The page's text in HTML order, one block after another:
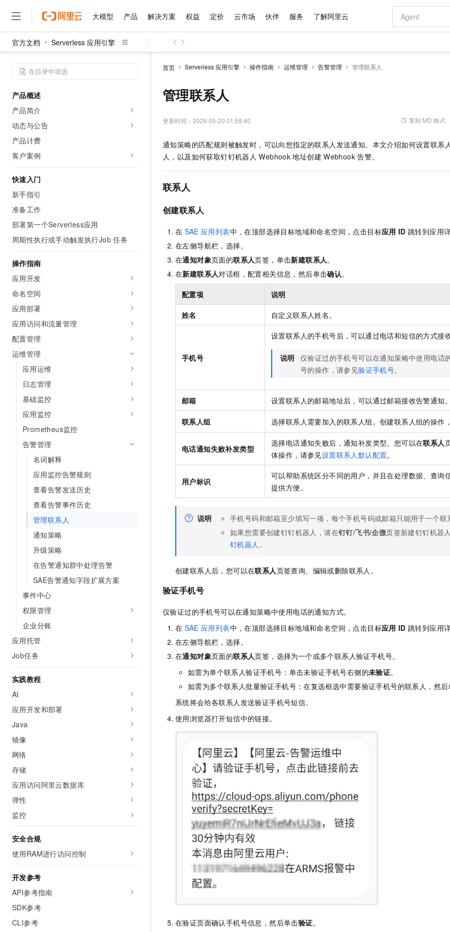
大模型 产品 解决方案 权益 定价 云市场 伙伴 服务 了解阿里云
官方文档 Serverless 应用引擎
产品概述
产品简介
动态与公告
产品计费
客户案例
快速入门
新手指引
准备工作
部署第一个Serverless应用
周期性执行或手动触发执行Job 任务
操作指南
应用开发
命名空间
应用部署
应用访问和流量管理
配置管理
运维管理
应用运维
日志管理
基础监控
应用监控
Prometheus监控
告警管理
名词解释
应用监控告警规则
查看告警发送历史
查看告警事件历史
管理联系人
通知策略
升级策略
在告警通知群中处理告警
SAE告警通知字段扩展方案
事件中心
权限管理
企业分账
应用托管
Job任务
实践教程
AI
应用开发和部署
Java
镜像
网络
存储
应用访问阿里云数据库
弹性
监控
安全合规
使用RAM进行访问控制
开发参考
API参考指南
SDK参考
CLI参考
首页 Serverless 应用引擎 操作指南 运维管理 告警管理 管理联系人
管理联系人
更新时间： 2026-05-20 01:59:40 复制 MD 格式
通知策略的匹配规则被触发时，可以向您指定的联系人发送通知。本文介绍如何设置联系
人，以及如何获取钉钉机器人 Webhook 地址创建 Webhook 告警。
联系人
创建联系人
在 SAE 应用列表中，在顶部选择目标地域和命名空间，点击目标应用 ID 跳转到应用
在左侧导航栏，选择。
在通知对象页面的联系人页签，单击新建联系人 。
在新建联系人对话框，配置相关信息，然后单击确认。
配置项 说明
姓名 自定义联系人姓名。
手机号
设置联系人的手机号后，可以通过电话和短信的方式接
说明 仅验证过的手机号可以在通知策略中使用电话
号的操作，请参见验证手机号。
邮箱 设置联系人的邮箱地址后，可以通过邮箱接收告警通知。
联系人组 选择联系人需要加入的联系人组。创建联系人组的操作
电话通知失败补发类型
选择电话通知失败后，通知补发类型。您可以在联系人
体操作，请参见设置联系人默认配置。
用户标识
可以帮助系统区分不同的用户，并且在处理数据、查询
提供方便。
说明
手机号码和邮箱至少填写一项，每个手机号码或邮箱只能用于一个联
如果您需要创建钉钉机器人，请在钉钉/飞书/企微页签新建钉钉机器
钉机器人 。
创建联系人后，您可以在联系人页签查询、编辑或删除联系人。
验证手机号
仅验证过的手机号可以在通知策略中使用电话的通知方式。
在 SAE 应用列表中，在顶部选择目标地域和命名空间，点击目标应用 ID 跳转到应用
在左侧导航栏，选择。
在通知对象页面的联系人页签，选择为一个或多个联系人验证手机号。
如需为单个联系人验证手机号：单击未验证手机号右侧的未验证。
如需为多个联系人批量验证手机号：在复选框选中需要验证手机号的联系人，然
系统将会给各联系人发送验证手机号短信。
使用浏览器打开短信中的链接。
在验证页面确认手机号信息，然后单击验证。
大模型
千问AI平台
Qwen3.8-Max HOT
Qwen3.7-Plus
Qwen3-VL-Plus
视觉 Coding、空间感知、多模态思考等全面升级
Kimi-K3 NEW
1M上下文，专为长程任务能力而生
大模型服务
千问AI平台-Token Plan
千问AI平台-模型体验
Happy 系列大模型
AI 应用构建
大模型服务平台百炼-应用模版
大模型服务平台百炼-智能体
灵活可视化地构建企业级 Agent
人工智能平台 PAI
AI Native 的算法工程平台，一站式完成建模、训练、推理服务部署
秒悟
云端极速 AI
大模型解决方案
快速部署 Dify，高效搭建 AI 应用
10 分钟在聊天系统中增加一个 AI 助手
在企业官网、通讯软件中为客户提供 AI 客服
10分钟微调：让0.6B模型媲美235B模型
即刻拥有 DeepSeek-R1 满血版
多种方案随心选，轻松解锁专属 DeepSeek
多模态数据
产品
精选产品
计算
容器
存储
网络与CDN
安全
数据库
大数据计算
媒体服务
企业服务与云通信
域名与网站
终端用户计算
Serverless
开发工具
迁移与运维管理
专有云
精选产品
大模型服务与应用平台
多元化、高性能、安全可靠的大模型服务
无影云电脑
随时随地安全接入的云上超级电脑
面向分析的企业级SaaS模式云数据仓库
人工智能平台 PAI 大模型
一站式AI开发、训练和推理服务
Qoder
面向真实软件
解决方案
精选解决方案
互联网应用开发
大数据
现代化应用
安全
网络
上云与迁云
企业出海
政企业务
精选解决方案
企业级Agent产品，直接交付可用成果
HappyHorse 打造一站式影视创作平台
可视化编排打通从文字构思到成片全链路闭环
Hermes Agent，打造自进化智能体
自主进化，持久记忆，越用越聪明
轻松解锁专属
5 分钟轻松部
权益 普惠上云
云服务器38元/年起，超值低价云产品抢先购
推荐新用户得奖励，单订单最高返9万
云工开物
高校专属算力普惠，学生认证享300元代金券
免费试用
最高领取价值200元试用点，立即开启云上创新
AI 产品 免费试用
1亿+ 大模型 tokens 和 30+ 款产品免费体验
140+云产品 免费试用
产品新客免费试用，最长12个月
大模型ACA认证体验
助力企业全员 AI 认知与能力提升
AI 特惠
Token Plan 模型订阅计划
Qwen3.8-Max 首发尝鲜，限时加量 10 倍，夜间低至2折
Night Plan 支持 Qwen 3.8-Max NEW
AI 场景体
从图文生成到
AI 广告创作
图文、视频一
AI 办公
定价 产品定价
了解云产品的定价详情
云上成本管理
管理和优化成本
价格计算器
自助选配和估算价格
配置报价
云市场 精选商城
多端小程序
观测云
蓝凌 OA
电子合同
Tableau 订阅
AI空中课堂在线直播课堂（旗舰版）
生态解决方案
开发者生态解决方案
数据与 API
OCR 文字识别
企业应用
ERP
CRM
OA 办公系统
400电话
基础软件
JAVA
建站小程序
定制建站
定制小程序
建站系统
伙伴 成为销售伙伴
咨询伙伴
销售伙伴合作计划
无影生态合作计划
Salesforce On Alibaba Cloud
AI 大模型销售与服务生态合作计划
成为产品伙伴 产品伙伴
云网络合作计
服务生态伙伴
服务 售前咨询
售后服务
自助服务
在线服务
工单服务
短信专区
企业增值服务
企业成长
服务实践
阿里云认证
信息公告
了解阿里云 为什么选择阿里云
技术领先
分析师报告
AI 算法大赛
云开发大赛
入门学习赛
最佳实践
看见新力量
市场活动
云工开物